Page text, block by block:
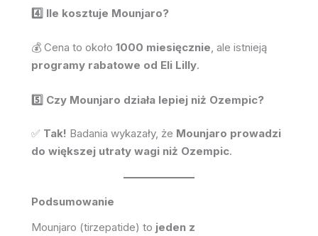
4️⃣ Ile kosztuje Mounjaro?
💰 Cena to około 1000 miesięcznie , ale istnieją
programy rabatowe od Eli Lilly.
5️⃣ Czy Mounjaro działa lepiej niż Ozempic?
✅ Tak! Badania wykazały, że Mounjaro prowadzi
do większej utraty wagi niż Ozempic.
Podsumowanie
Mounjaro (tirzepatide) to jeden z